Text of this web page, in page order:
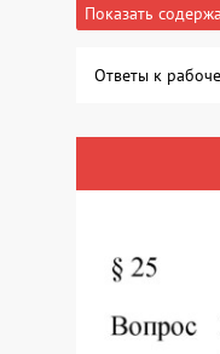
Показать
Ответы к